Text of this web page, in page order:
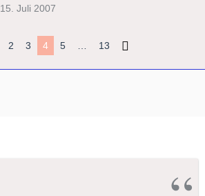
15. Juli 2007
2 3 4 5 … 13